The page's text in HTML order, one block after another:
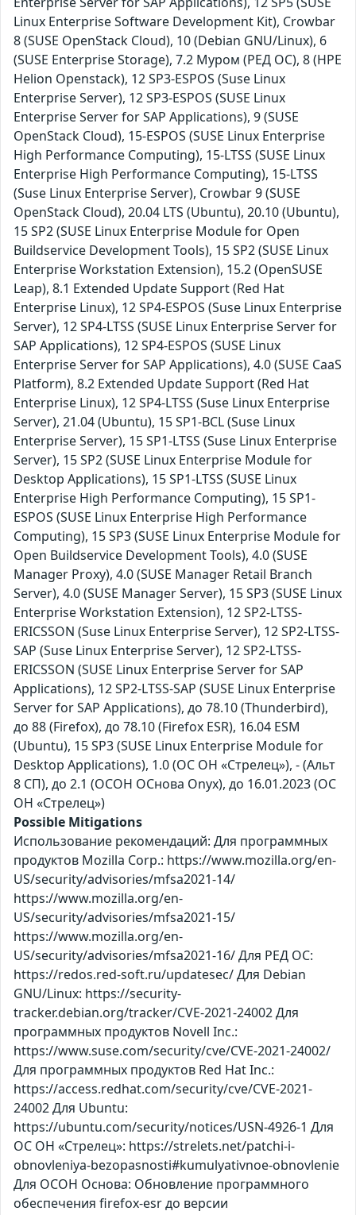
Linux Enterprise Software Development Kit), Crowbar
8 (SUSE OpenStack Cloud), 10 (Debian GNU/Linux), 6
(SUSE Enterprise Storage), 7.2 Муром (РЕД ОС), 8 (HPE
Helion Openstack), 12 SP3-ESPOS (Suse Linux
Enterprise Server), 12 SP3-ESPOS (SUSE Linux
Enterprise Server for SAP Applications), 9 (SUSE
OpenStack Cloud), 15-ESPOS (SUSE Linux Enterprise
High Performance Computing), 15-LTSS (SUSE Linux
Enterprise High Performance Computing), 15-LTSS
(Suse Linux Enterprise Server), Crowbar 9 (SUSE
OpenStack Cloud), 20.04 LTS (Ubuntu), 20.10 (Ubuntu),
15 SP2 (SUSE Linux Enterprise Module for Open
Buildservice Development Tools), 15 SP2 (SUSE Linux
Enterprise Workstation Extension), 15.2 (OpenSUSE
Leap), 8.1 Extended Update Support (Red Hat
Enterprise Linux), 12 SP4-ESPOS (Suse Linux Enterprise
Server), 12 SP4-LTSS (SUSE Linux Enterprise Server for
SAP Applications), 12 SP4-ESPOS (SUSE Linux
Enterprise Server for SAP Applications), 4.0 (SUSE CaaS
Platform), 8.2 Extended Update Support (Red Hat
Enterprise Linux), 12 SP4-LTSS (Suse Linux Enterprise
Server), 21.04 (Ubuntu), 15 SP1-BCL (Suse Linux
Enterprise Server), 15 SP1-LTSS (Suse Linux Enterprise
Server), 15 SP2 (SUSE Linux Enterprise Module for
Desktop Applications), 15 SP1-LTSS (SUSE Linux
Enterprise High Performance Computing), 15 SP1-
ESPOS (SUSE Linux Enterprise High Performance
Computing), 15 SP3 (SUSE Linux Enterprise Module for
Open Buildservice Development Tools), 4.0 (SUSE
Manager Proxy), 4.0 (SUSE Manager Retail Branch
Server), 4.0 (SUSE Manager Server), 15 SP3 (SUSE Linux
Enterprise Workstation Extension), 12 SP2-LTSS-
ERICSSON (Suse Linux Enterprise Server), 12 SP2-LTSS-
SAP (Suse Linux Enterprise Server), 12 SP2-LTSS-
ERICSSON (SUSE Linux Enterprise Server for SAP
Applications), 12 SP2-LTSS-SAP (SUSE Linux Enterprise
Server for SAP Applications), до 78.10 (Thunderbird),
до 88 (Firefox), до 78.10 (Firefox ESR), 16.04 ESM
(Ubuntu), 15 SP3 (SUSE Linux Enterprise Module for
Desktop Applications), 1.0 (ОС ОН «Стрелец»), - (Альт
8 СП), до 2.1 (ОСОН ОСнова Оnyx), до 16.01.2023 (ОС
ОН «Стрелец»)
Possible Mitigations
Использование рекомендаций: Для программных
продуктов Mozilla Corp.: https://www.mozilla.org/en-
US/security/advisories/mfsa2021-14/
https://www.mozilla.org/en-
US/security/advisories/mfsa2021-15/
https://www.mozilla.org/en-
US/security/advisories/mfsa2021-16/ Для РЕД ОС:
https://redos.red-soft.ru/updatesec/ Для Debian
GNU/Linux: https://security-
tracker.debian.org/tracker/CVE-2021-24002 Для
программных продуктов Novell Inc.:
https://www.suse.com/security/cve/CVE-2021-24002/
Для программных продуктов Red Hat Inc.:
https://access.redhat.com/security/cve/CVE-2021-
24002 Для Ubuntu:
https://ubuntu.com/security/notices/USN-4926-1 Для
ОС ОН «Стрелец»: https://strelets.net/patchi-i-
obnovleniya-bezopasnosti#kumulyativnoe-obnovlenie
Для ОСОН Основа: Обновление программного
обеспечения firefox-esr до версии